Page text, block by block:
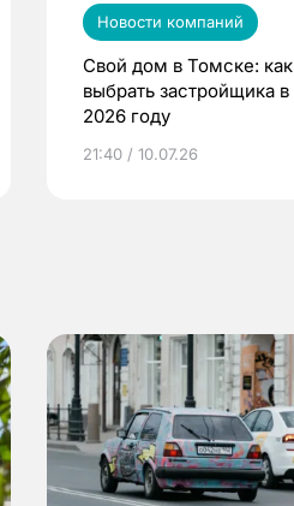
Новости компаний
Свой дом в Томске: как
выбрать застройщика в
2026 году
21:40 / 10.07.26